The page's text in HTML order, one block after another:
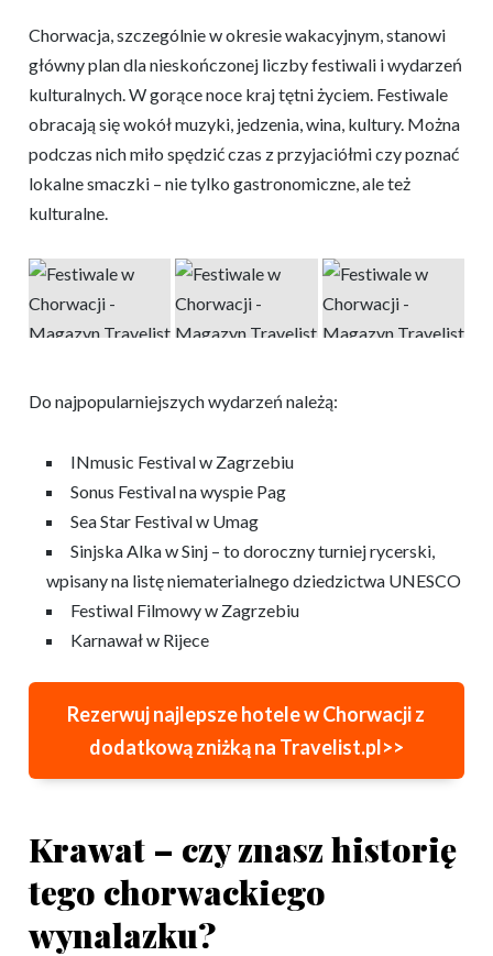
Chorwacja, szczególnie w okresie wakacyjnym, stanowi
główny plan dla nieskończonej liczby festiwali i wydarzeń
kulturalnych. W gorące noce kraj tętni życiem. Festiwale
obracają się wokół muzyki, jedzenia, wina, kultury. Można
podczas nich miło spędzić czas z przyjaciółmi czy poznać
lokalne smaczki – nie tylko gastronomiczne, ale też
kulturalne.
Do najpopularniejszych wydarzeń należą:
INmusic Festival w Zagrzebiu
Sonus Festival na wyspie Pag
Sea Star Festival w Umag
Sinjska Alka w Sinj – to doroczny turniej rycerski,
wpisany na listę niematerialnego dziedzictwa UNESCO
Festiwal Filmowy w Zagrzebiu
Karnawał w Rijece
Rezerwuj najlepsze hotele w Chorwacji z
dodatkową zniżką na Travelist.pl>>
Krawat – czy znasz historię
tego chorwackiego
wynalazku?